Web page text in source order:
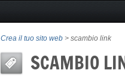
Crea il tuo sito web > scambio link
SCAMBIO